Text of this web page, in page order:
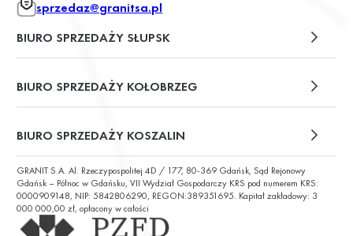
sprzedaz@granitsa.pl
BIURO SPRZEDAŻY SŁUPSK
plac Władysława Broniewskiego 13/u2
BIURO SPRZEDAŻY KOŁOBRZEG
ul. Św. Wojciecha 6
BIURO SPRZEDAŻY KOSZALIN
ul. Chałubińskiego 9
GRANIT S.A. Al. Rzeczypospolitej 4D / 177, 80-369 Gdańsk, Sąd Rejonowy
Gdańsk – Północ w Gdańsku, VII Wydział Gospodarczy KRS pod numerem KRS:
0000909148, NIP: 5842806290, REGON:389351695. Kapitał zakładowy: 3
000 000,00 zł, opłacony w całości